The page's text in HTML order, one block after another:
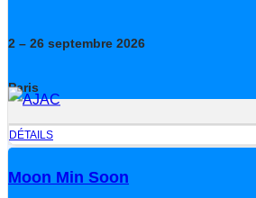
2 – 26 septembre 2026
Paris
DÉTAILS
Moon Min Soon